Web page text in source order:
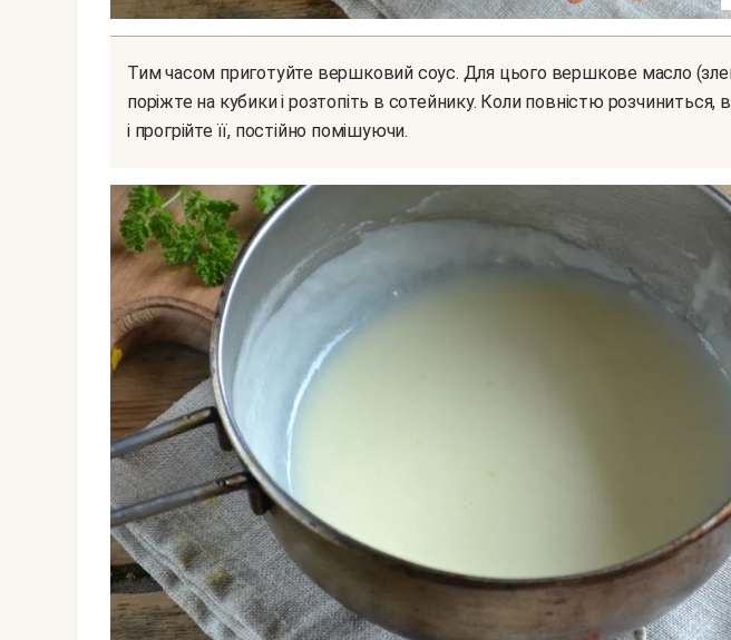
Тим часом приготуйте вершковий соус. Для цього вершкове масло (злегка розм'якшене)
поріжте на кубики і розтопіть в сотейнику. Коли повністю
і прогрійте її, постійно помішуючи.